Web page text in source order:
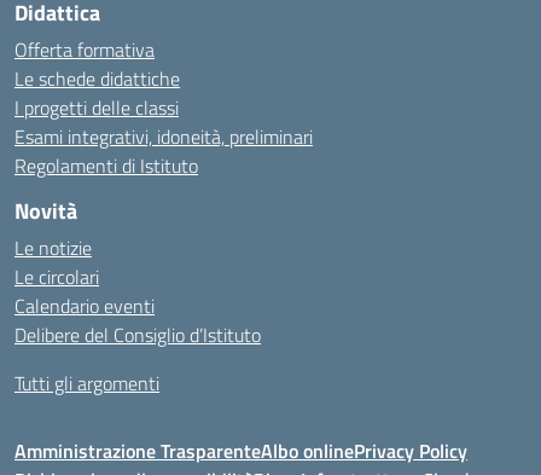
Didattica
Offerta formativa
Le schede didattiche
I progetti delle classi
Esami integrativi, idoneità, preliminari
Regolamenti di Istituto
Novità
Le notizie
Le circolari
Calendario eventi
Delibere del Consiglio d’Istituto
Tutti gli argomenti
Amministrazione TrasparenteAlbo onlinePrivacy Policy